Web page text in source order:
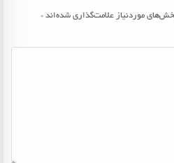
موردنیاز علامت‌گذاری شده‌اند*